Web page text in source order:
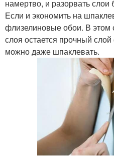
намертво, и разорвать слои
Если и экономить на
флизелиновые обои. В этом
слоя остается прочный
можно даже шпаклевать.